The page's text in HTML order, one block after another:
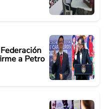
a Petro